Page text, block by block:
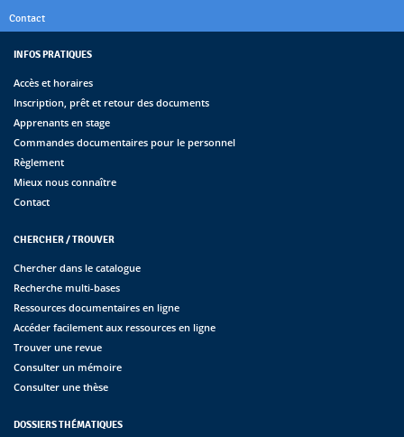
Contact
INFOS PRATIQUES
Accès et horaires
Inscription, prêt et retour des documents
Apprenants en stage
Commandes documentaires pour le personnel
Règlement
Mieux nous connaître
Contact
CHERCHER / TROUVER
Chercher dans le catalogue
Recherche multi-bases
Ressources documentaires en ligne
Accéder facilement aux ressources en ligne
Trouver une revue
Consulter un mémoire
Consulter une thèse
DOSSIERS THÉMATIQUES